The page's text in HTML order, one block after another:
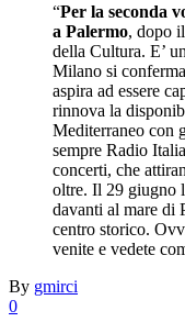
“Per la seconda
a Palermo, dopo
della Cultura. E’
Milano si
aspira ad essere
rinnova la
Mediterraneo con
sempre Radio
concerti, che
oltre. Il 29 giugno
davanti al mare di
centro storico.
venite e vedete
By gmirci
0